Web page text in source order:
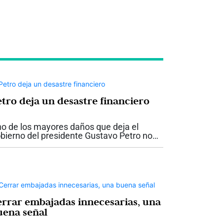
deja un desastre financiero
de los mayores daños que deja el
del presidente Gustavo Petro no
embajadas innecesarias, una
señal